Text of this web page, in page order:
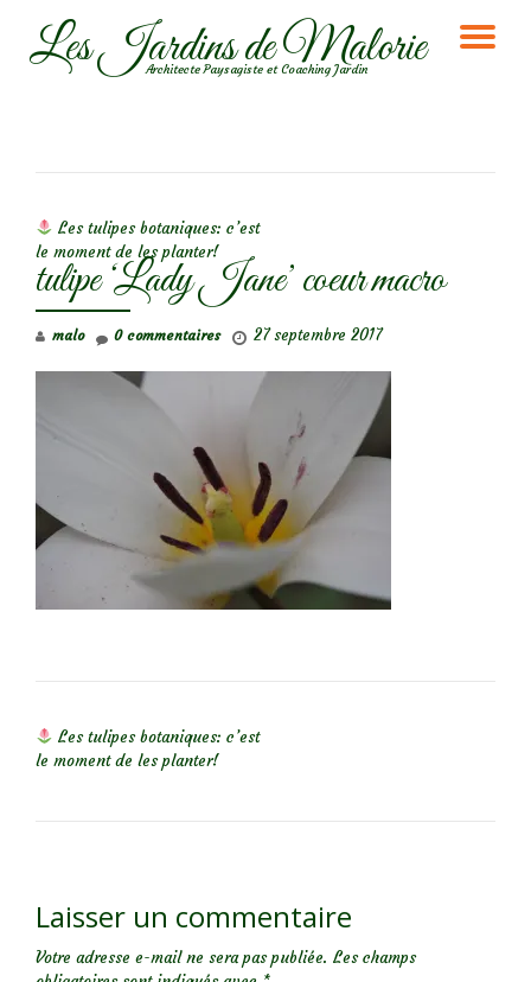
AllerLes Jardins de Malorie
Architecte Paysagiste et Coaching Jardin
Les tulipes botaniques: c’est
le moment de les planter!
tulipe ‘Lady Jane’ coeur macro
malo 27 septembre 2017
0 commentaires
Les tulipes botaniques: c’est
le moment de les planter!
Laisser un commentaire
Votre adresse e-mail ne sera pas publiée. Les champs